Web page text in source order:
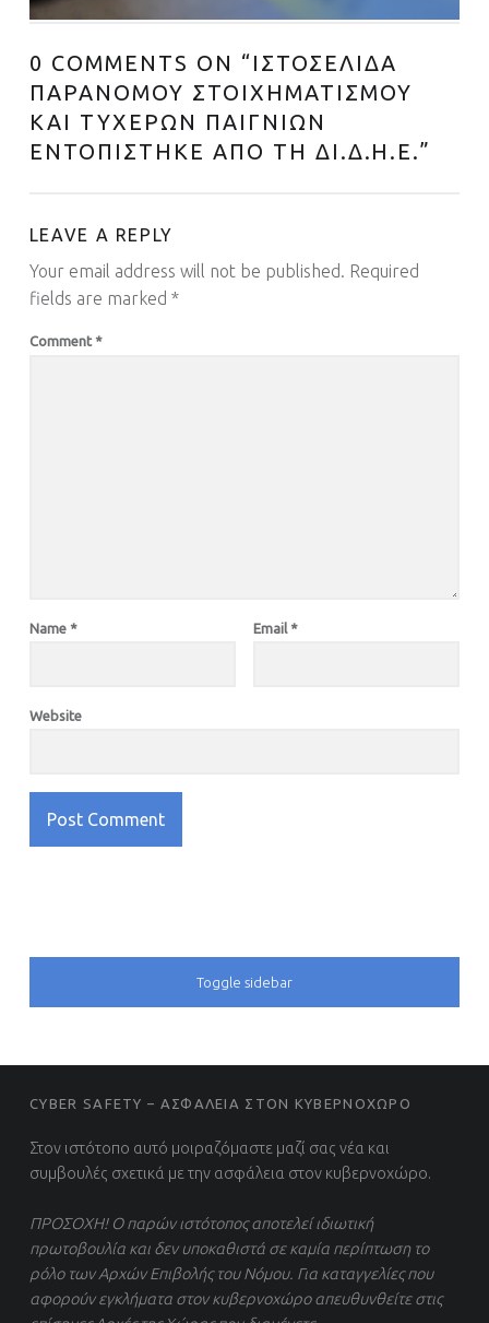
0 COMMENTS ON “ ΙΣΤΟΣΕΛΙΔΑ
ΠΑΡΑΝΟΜΟΥ ΣΤΟΙΧΗΜΑΤΙΣΜΟΥ
ΚΑΙ ΤΥΧΕΡΩΝ ΠΑΙΓΝΙΩΝ
ΕΝΤΟΠΙΣΤΗΚΕ ΑΠΟ ΤΗ ΔΙ.Δ.Η.Ε.”
LEAVE A REPLY
Your email address will not be published. Required
fields are marked *
Comment *
Name * Email *
Website
SIDEBAR
Toggle sidebar
FOOTER SIDEBAR
CYBER SAFETY – ΑΣΦΑΛΕΙΑ ΣΤΟΝ ΚΥΒΕΡΝΟΧΩΡΟ
Στον ιστότοπο αυτό μοιραζόμαστε μαζί σας νέα και
συμβουλές σχετικά με την ασφάλεια στον κυβερνοχώρο.
ΠΡΟΣΟΧΗ! Ο παρών ιστότοπος αποτελεί ιδιωτική
πρωτοβουλία και δεν υποκαθιστά σε καμία περίπτωση το
ρόλο των Αρχών Επιβολής του Νόμου. Για καταγγελίες που
αφορούν εγκλήματα στον κυβερνοχώρο απευθυνθείτε στις